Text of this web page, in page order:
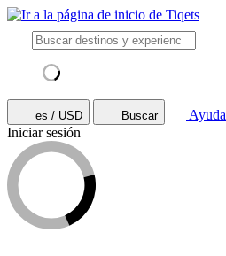
es / USD Buscar
Ayuda
Iniciar sesión